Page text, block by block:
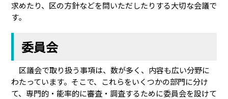
求めたり、区の方針などを問いただしたりする大切な会議で
す｡
委員会
区議会で取り扱う事項は、数が多く、内容も広い分野に
わたっています。そこで、これらをいくつかの部門に分け
て、専門的・能率的に審査・調査するために委員会を設けて